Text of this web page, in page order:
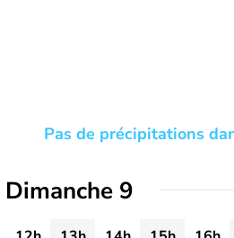
Pas de précipitations
Dimanche 9